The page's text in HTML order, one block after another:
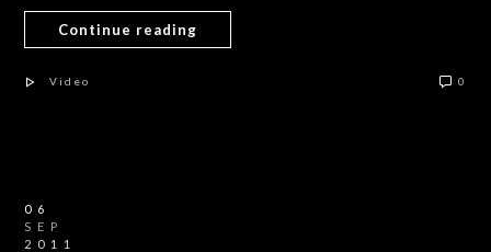
Continue reading
Video 0
06
SEP
2011